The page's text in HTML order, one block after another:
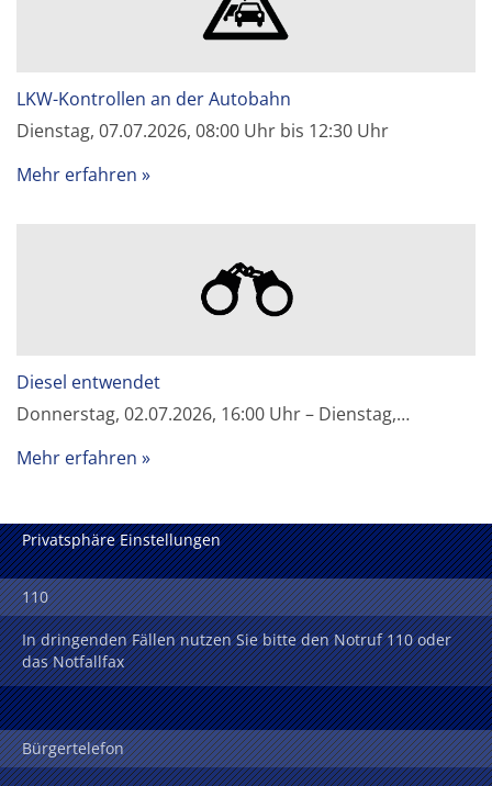
LKW-Kontrollen an der Autobahn
Dienstag, 07.07.2026, 08:00 Uhr bis 12:30 Uhr
Mehr erfahren
Diesel entwendet
Donnerstag, 02.07.2026, 16:00 Uhr – Dienstag,…
Mehr erfahren
Privatsphäre Einstellungen
110
In dringenden Fällen nutzen Sie bitte den Notruf 110 oder
das Notfallfax
Bürgertelefon